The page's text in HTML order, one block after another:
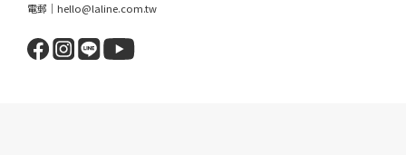
電郵｜hello@laline.com.tw